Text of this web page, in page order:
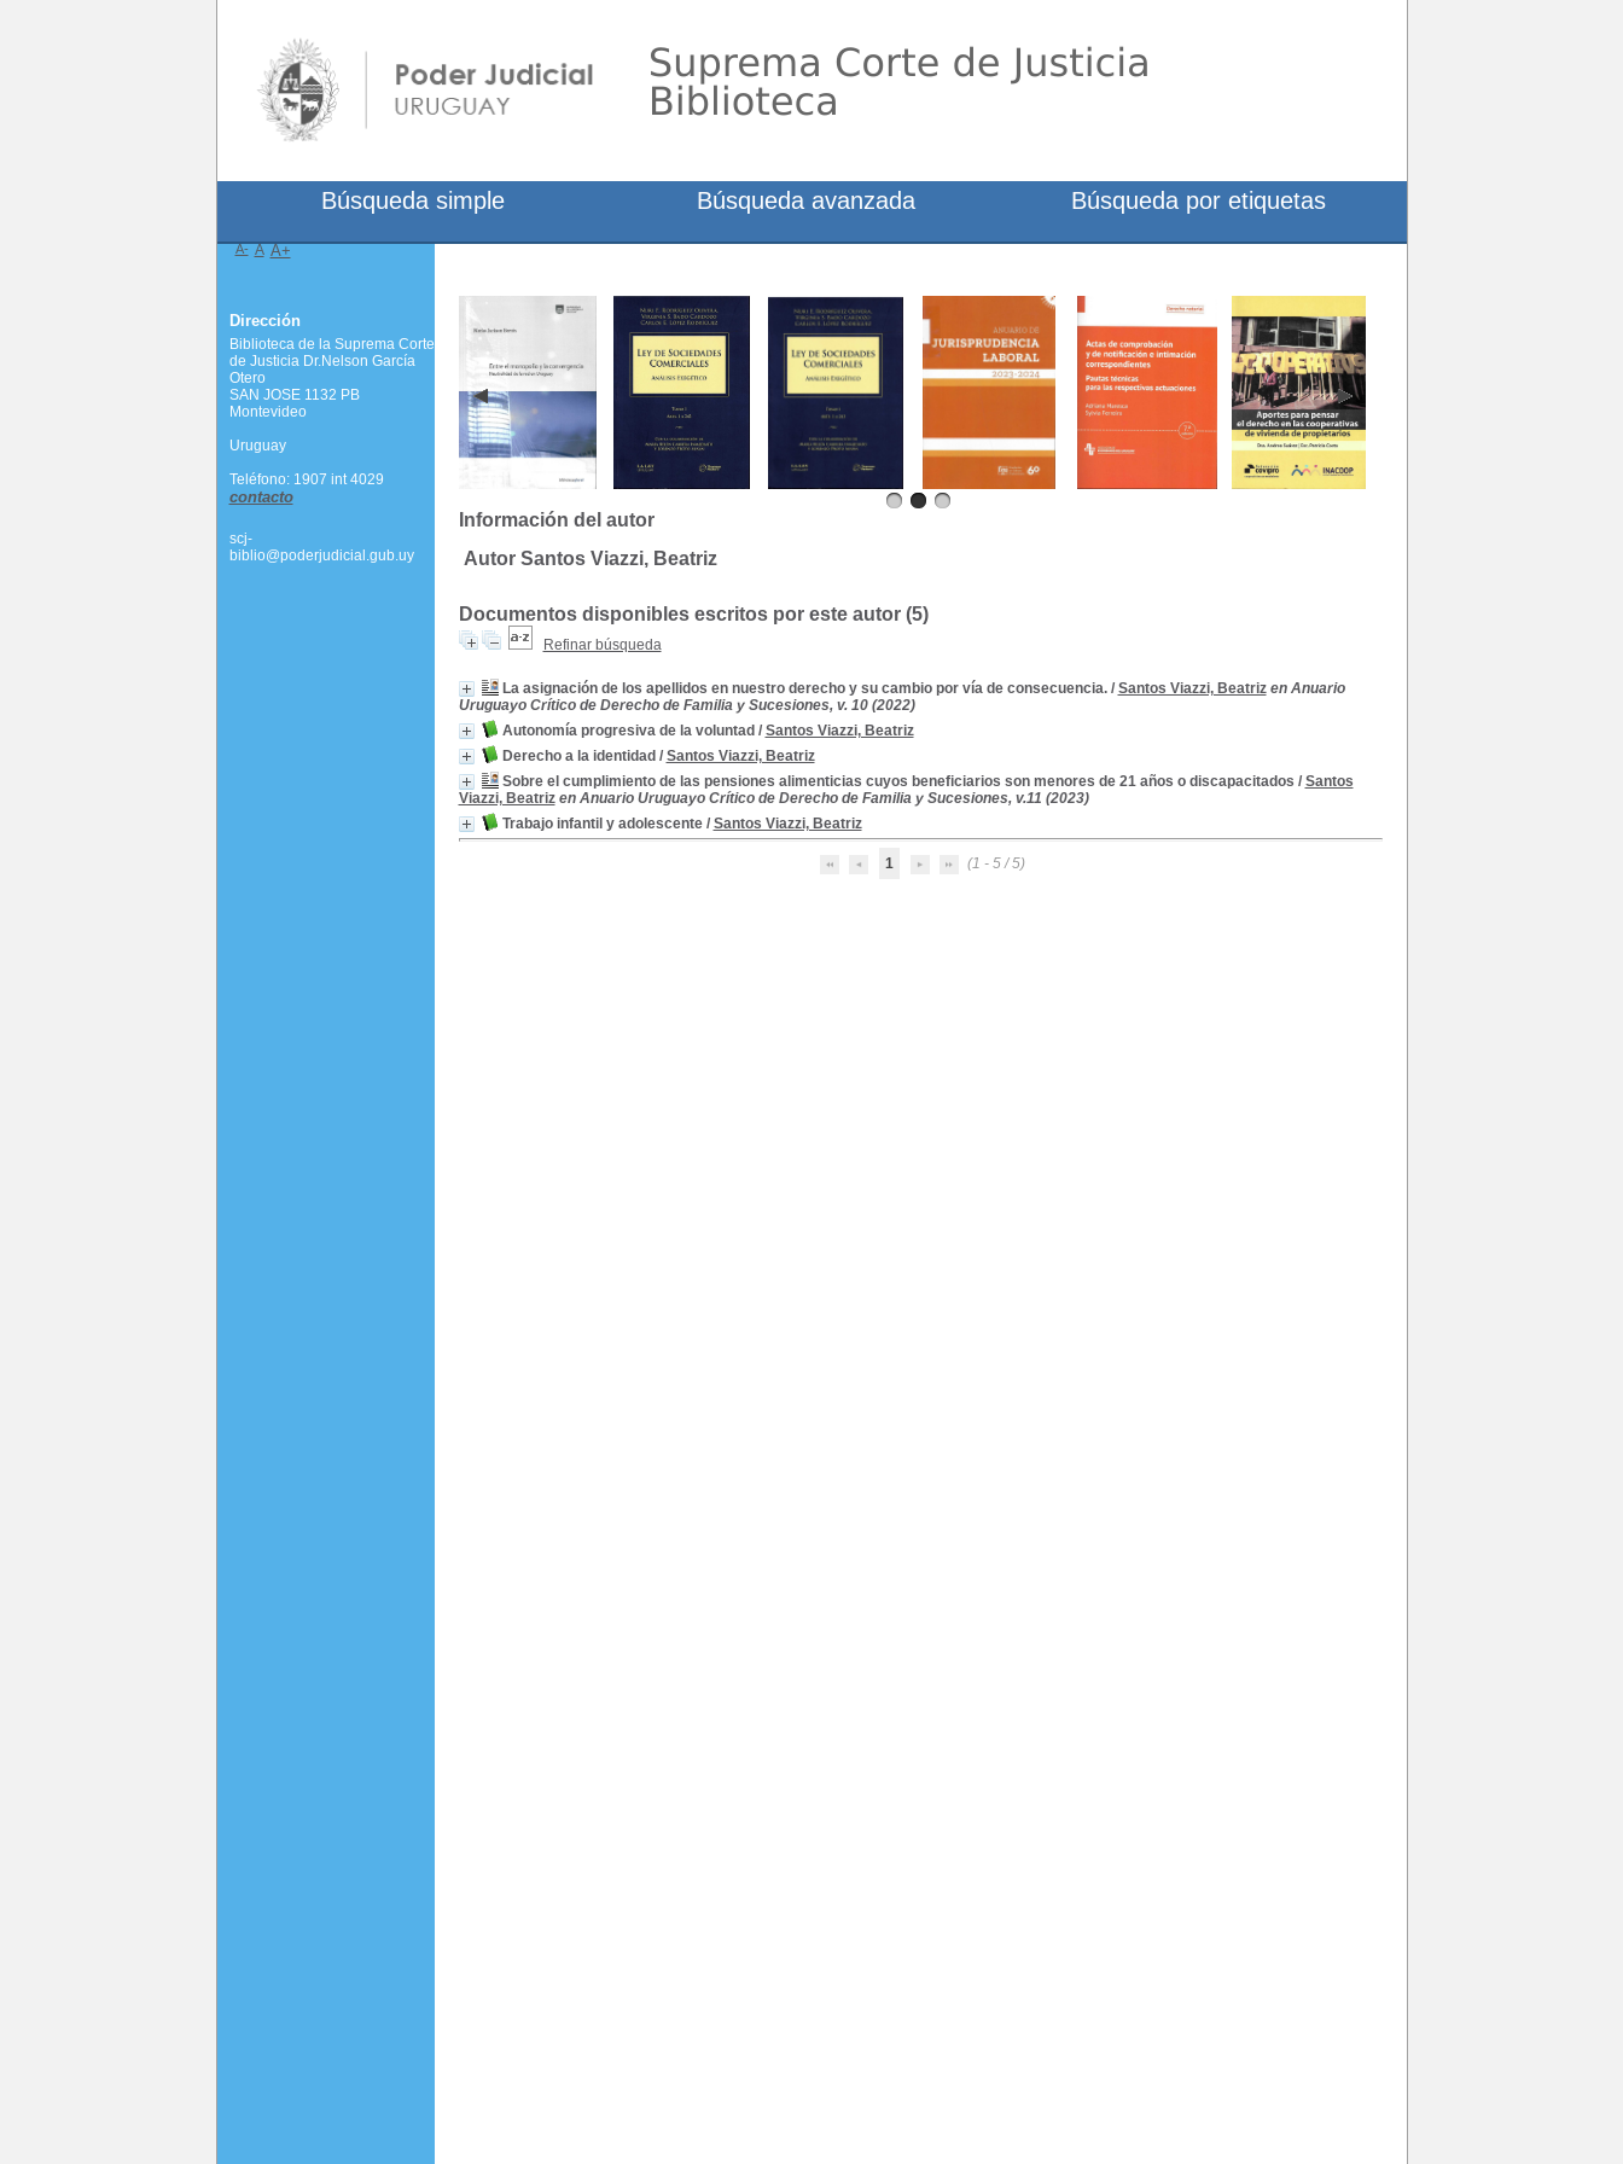
Información del autor
Autor Santos Viazzi, Beatriz
Documentos disponibles escritos por este autor (5)
Refinar búsqueda
La asignación de los apellidos en nuestro derecho y su cambio por vía de consecuencia./ Santos Viazzi, Beatriz en Anuario
Uruguayo Crítico de Derecho de Familia y Sucesiones, v. 10 (2022)
Autonomía progresiva de la voluntad / Santos Viazzi, Beatriz
Derecho a la identidad / Santos Viazzi, Beatriz
Sobre el cumplimiento de las pensiones alimenticias cuyos beneficiarios son menores de 21 años o discapacitados / Santos
Viazzi, Beatriz en Anuario Uruguayo Crítico de Derecho de Familia y Sucesiones, v.11 (2023)
Trabajo infantil y adolescente/ Santos Viazzi, Beatriz
1 (1 - 5 / 5)
Búsqueda simple Búsqueda avanzada Búsqueda por etiquetas
A- A A+
Dirección
Biblioteca de la Suprema Corte
de Justicia Dr.Nelson García
Otero
SAN JOSE 1132 PB
Montevideo
Uruguay
Teléfono: 1907 int 4029
contacto
scj-
biblio@poderjudicial.gub.uy